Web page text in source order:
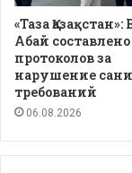
«Таза
Абай составлено
протоколов за
нарушение
требований
06.08.2026